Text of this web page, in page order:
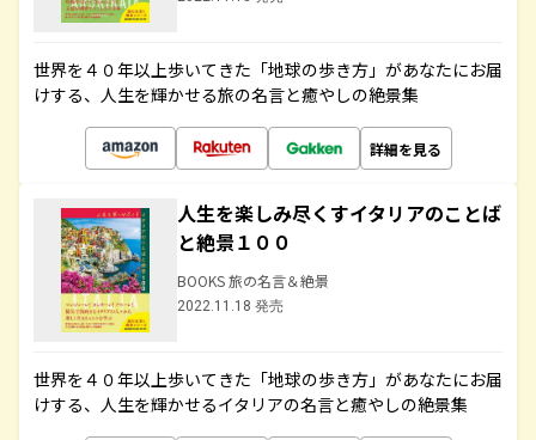
世界を４０年以上歩いてきた「地球の歩き方」があなたにお届
けする、人生を輝かせる旅の名言と癒やしの絶景集
詳細を見る
人生を楽しみ尽くすイタリアのことば
と絶景１００
BOOKS 旅の名言＆絶景
2022.11.18 発売
世界を４０年以上歩いてきた「地球の歩き方」があなたにお届
けする、人生を輝かせるイタリアの名言と癒やしの絶景集